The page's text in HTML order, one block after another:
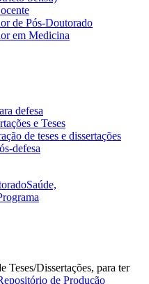
de Pós-Doutorado
em Medicina
defesa
e Teses
de teses e dissertações
defesa
Saúde,
Teses/Dissertações, para ter
de Produção